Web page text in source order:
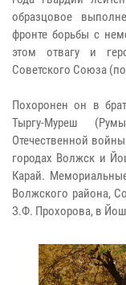
образцовое
фронте борьбы с
этом отвагу и
Советского Союза
Похоронен он в
Тыргу-Муреш
Отечественной
городах Волжск и
Карай.
Волжского района,
З.Ф. Прохорова, в